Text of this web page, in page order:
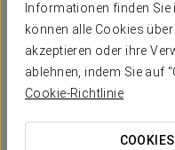
Informationen finden Sie
können alle Cookies
akzeptieren oder ihre
ablehnen, indem Sie auf
Cookie-Richtlinie
10 €
Romantisches
werden sollten. Wir